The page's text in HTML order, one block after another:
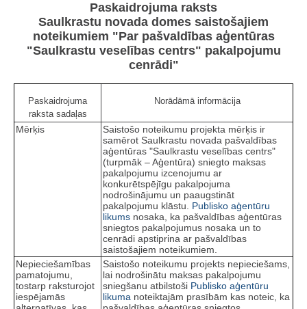
Paskaidrojuma raksts
Saulkrastu novada domes saistošajiem
noteikumiem "Par pašvaldības aģentūras
"Saulkrastu veselības centrs" pakalpojumu
cenrādi"
Paskaidrojuma
raksta sadaļas
Norādāmā informācija
Mērķis
Saistošo noteikumu projekta mērķis ir
samērot Saulkrastu novada pašvaldības
aģentūras "Saulkrastu veselības centrs"
(turpmāk – Aģentūra) sniegto maksas
pakalpojumu izcenojumu ar
konkurētspējīgu pakalpojuma
nodrošinājumu un paaugstināt
pakalpojumu klāstu. Publisko aģentūru
likums nosaka, ka pašvaldības aģentūras
sniegtos pakalpojumus nosaka un to
cenrādi apstiprina ar pašvaldības
saistošajiem noteikumiem.
Nepieciešamības
pamatojumu,
tostarp raksturojot
iespējamās
Saistošo noteikumu projekts nepieciešams,
lai nodrošinātu maksas pakalpojumu
sniegšanu atbilstoši Publisko aģentūru
likuma noteiktajām prasībām kas noteic, ka